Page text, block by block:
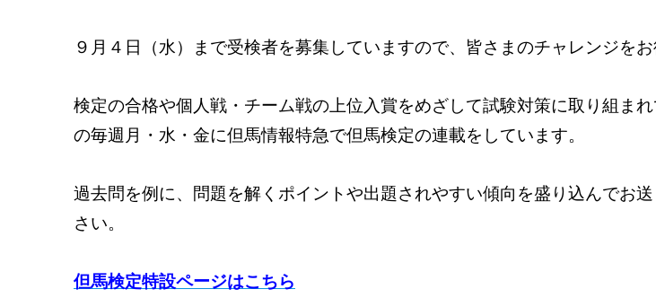
９月４日（水）まで受検者を募集していますので、 皆さまのチャレンジを
検定の合格や個人戦・チーム戦の上位入賞をめざして試験対策に取り組ま
の毎週月・水・金に但馬情報特急で但馬検定の連載をしています。
過去問を例に、問題を解くポイントや出題されやすい傾向を盛り込んでお
さい。
但馬検定特設ページはこちら